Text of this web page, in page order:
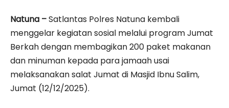
‎Natuna –Satlantas Polres Natuna kembali
menggelar kegiatan sosial melalui program Jumat
Berkah dengan membagikan 200 paket makanan
dan minuman kepada para jamaah usai
melaksanakan salat Jumat di Masjid Ibnu Salim,
Jumat (12/12/2025).